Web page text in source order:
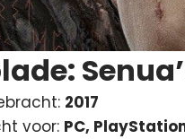
2017
voor: PC,